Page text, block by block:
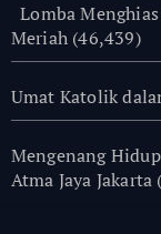
Lomba
Meriah (46,439)
Umat Katolik
Mengenang
Atma Jaya Jakarta